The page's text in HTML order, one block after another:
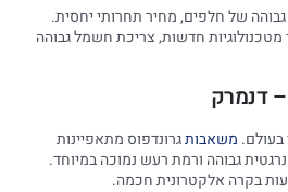
גבוהה של חלפים, מחיר תחרותי יחסית.
חדשות, צריכת חשמל גבוהה
משאבותגרונדפוס מתאפיינות
גבוהה ורמת רעש נמוכה במיוחד.